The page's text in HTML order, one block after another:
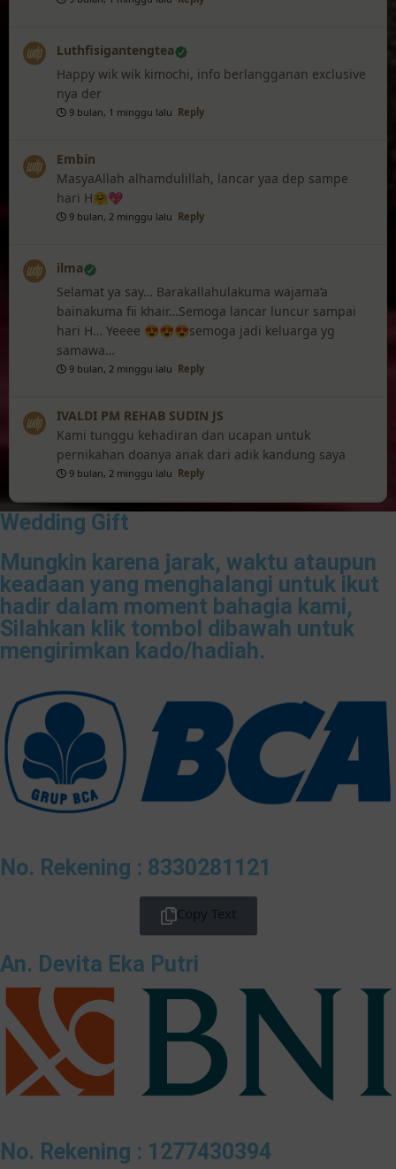
Luthfisigantengtea
Happy wik wik kimochi, info berlangganan exclusive
nya der
9 bulan, 1 minggu lalu Reply
Embin
MasyaAllah alhamdulillah, lancar yaa dep sampe
hari H🤗💖
9 bulan, 2 minggu lalu Reply
ilma
Selamat ya say… Barakallahulakuma wajama’a
bainakuma fii khair…Semoga lancar luncur sampai
hari H… Yeeee 😍😍😍semoga jadi keluarga yg
samawa…
9 bulan, 2 minggu lalu Reply
IVALDI PM REHAB SUDIN JS
Kami tunggu kehadiran dan ucapan untuk
pernikahan doanya anak dari adik kandung saya
9 bulan, 2 minggu lalu Reply
Wedding Gift
Mungkin karena jarak, waktu ataupun
keadaan yang menghalangi untuk ikut
hadir dalam moment bahagia kami,
Silahkan klik tombol dibawah untuk
mengirimkan kado/hadiah.
No. Rekening : 8330281121
Copy Text
An. Devita Eka Putri
No. Rekening : 1277430394